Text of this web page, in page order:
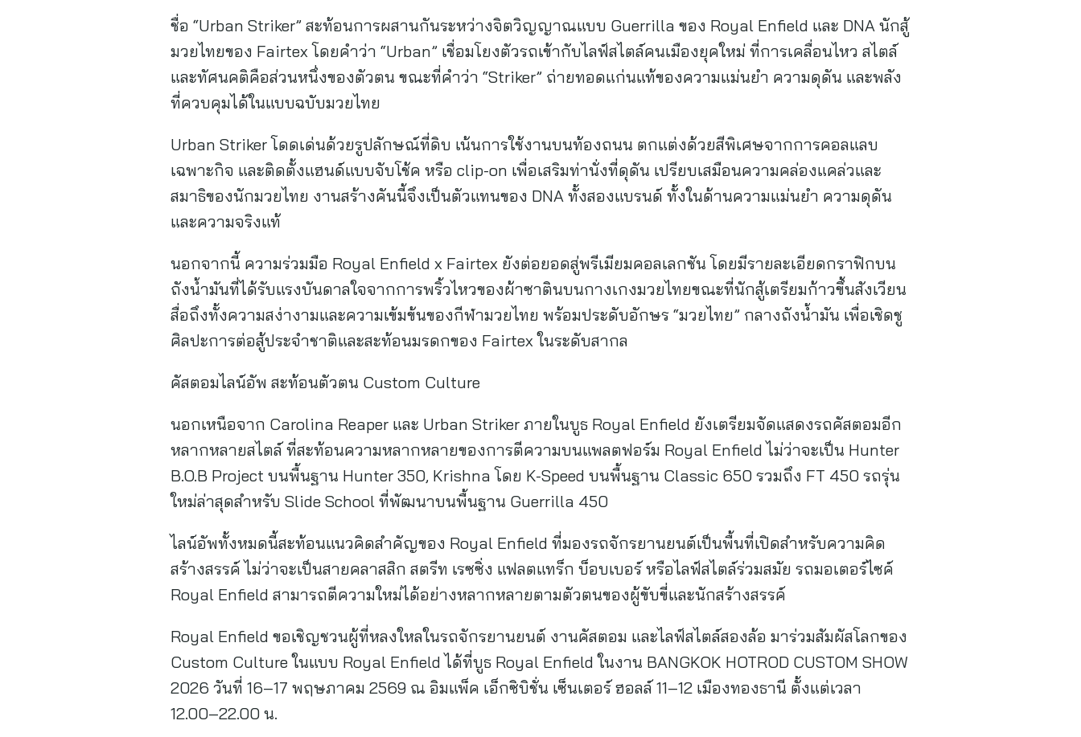
ชื่อ “Urban Striker” สะท้อนการผสานกันระหว่างจิตวิญญาณแบบ Guerrilla ของ Royal Enfield และ DNA นักสู้
มวยไทยของ Fairtex โดยคำว่า “Urban” เชื่อมโยงตัวรถเข้ากับไลฟ์สไตล์คนเมืองยุคใหม่ ที่การเคลื่อนไหว สไตล์
และทัศนคติคือส่วนหนึ่งของตัวตน ขณะที่คำว่า “Striker” ถ่ายทอดแก่นแท้ของความแม่นยำ ความดุดัน และพลัง
ที่ควบคุมได้ในแบบฉบับมวยไทย
Urban Striker โดดเด่นด้วยรูปลักษณ์ที่ดิบ เน้นการใช้งานบนท้องถนน ตกแต่งด้วยสีพิเศษจากการคอลแลบ
เฉพาะกิจ และติดตั้งแฮนด์แบบจับโช้ค หรือ clip-on เพื่อเสริมท่านั่งที่ดุดัน เปรียบเสมือนความคล่องแคล่วและ
สมาธิของนักมวยไทย งานสร้างคันนี้จึงเป็นตัวแทนของ DNA ทั้งสองแบรนด์ ทั้งในด้านความแม่นยำ ความดุดัน
และความจริงแท้
นอกจากนี้ ความร่วมมือ Royal Enfield x Fairtex ยังต่อยอดสู่พรีเมียมคอลเลกชัน โดยมีรายละเอียดกราฟิกบน
ถังน้ำมันที่ได้รับแรงบันดาลใจจากการพริ้วไหวของผ้าซาตินบนกางเกงมวยไทยขณะที่นักสู้เตรียมก้าวขึ้นสังเวียน
สื่อถึงทั้งความสง่างามและความเข้มข้นของกีฬามวยไทย พร้อมประดับอักษร “มวยไทย” กลางถังน้ำมัน เพื่อเชิดชู
ศิลปะการต่อสู้ประจำชาติและสะท้อนมรดกของ Fairtex ในระดับสากล
คัสตอมไลน์อัพ สะท้อนตัวตน Custom Culture
นอกเหนือจาก Carolina Reaper และ Urban Striker ภายในบูธ Royal Enfield ยังเตรียมจัดแสดงรถคัสตอมอีก
หลากหลายสไตล์ ที่สะท้อนความหลากหลายของการตีความบนแพลตฟอร์ม Royal Enfield ไม่ว่าจะเป็น Hunter
B.O.B Project บนพื้นฐาน Hunter 350, Krishna โดย K-Speed บนพื้นฐาน Classic 650 รวมถึง FT 450 รถรุ่น
ใหม่ล่าสุดสำหรับ Slide School ที่พัฒนาบนพื้นฐาน Guerrilla 450
ไลน์อัพทั้งหมดนี้สะท้อนแนวคิดสำคัญของ Royal Enfield ที่มองรถจักรยานยนต์เป็นพื้นที่เปิดสำหรับความคิด
สร้างสรรค์ ไม่ว่าจะเป็นสายคลาสสิก สตรีท เรซซิ่ง แฟลตแทร็ก บ็อบเบอร์ หรือไลฟ์สไตล์ร่วมสมัย รถมอเตอร์ไซค์
Royal Enfield สามารถตีความใหม่ได้อย่างหลากหลายตามตัวตนของผู้ขับขี่และนักสร้างสรรค์
Royal Enfield ขอเชิญชวนผู้ที่หลงใหลในรถจักรยานยนต์ งานคัสตอม และไลฟ์สไตล์สองล้อ มาร่วมสัมผัสโลกของ
Custom Culture ในแบบ Royal Enfield ได้ที่บูธ Royal Enfield ในงาน BANGKOK HOTROD CUSTOM SHOW
2026 วันที่ 16–17 พฤษภาคม 2569 ณ อิมแพ็ค เอ็กซิบิชั่น เซ็นเตอร์ ฮอลล์ 11–12 เมืองทองธานี ตั้งแต่เวลา
12.00–22.00 น.